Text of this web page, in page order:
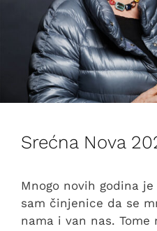
Srećna Nova
Mnogo novih godina
sam činjenice da se
nama i van nas.